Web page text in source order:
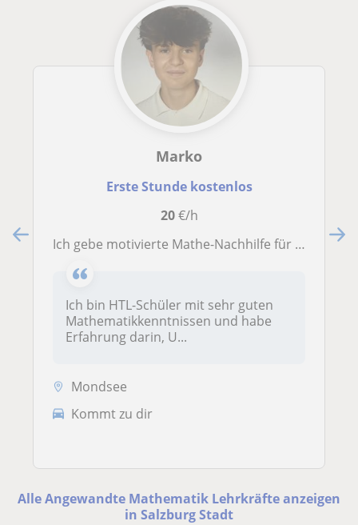
Marko
Erste Stunde kostenlos
20€/h
Ich gebe motivierte Mathe-Nachhilfe für Unterstufenschüler/innen und erkläre den Stoff verständlich, klar und mit Freude!
Ich bin HTL-Schüler mit sehr guten
Mathematikkenntnissen und habe
Erfahrung darin, U...
Mondsee
Kommt zu dir
Alle Angewandte Mathematik Lehrkräfte anzeigen
in Salzburg Stadt